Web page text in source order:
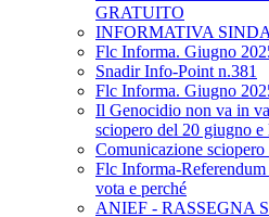
GRATUITO
INFORMATIVA
Flc Informa. Giugno
Snadir Info-Point n.381
Flc Informa. Giugno
Il Genocidio non va in
sciopero del 20 giugno e
Comunicazione
Flc Informa-
vota e perché
ANIEF - RASSEGNA